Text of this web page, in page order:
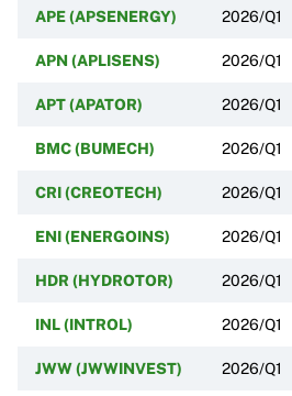
APE (APSENERGY) 2026/Q1
APN (APLISENS) 2026/Q1
APT (APATOR) 2026/Q1
BMC (BUMECH) 2026/Q1
CRI (CREOTECH) 2026/Q1
ENI (ENERGOINS) 2026/Q1
HDR (HYDROTOR) 2026/Q1
INL (INTROL) 2026/Q1
JWW (JWWINVEST) 2026/Q1